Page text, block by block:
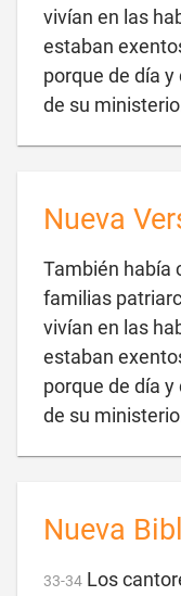
vivían en las
estaban
porque de día
de su
Nueva
También había
familias
vivían en las
estaban
porque de día
de su
Nueva
33-34 Los